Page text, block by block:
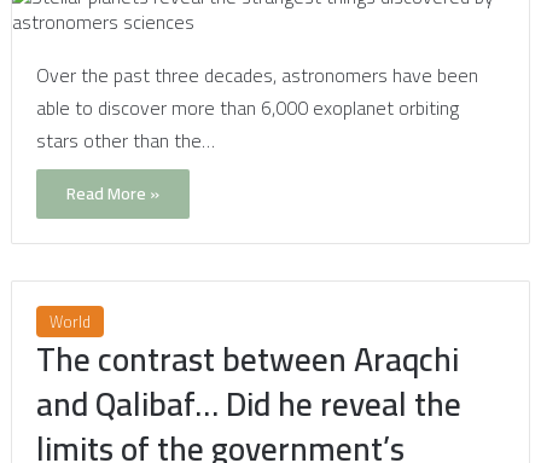
Over the past three decades, astronomers have been
able to discover more than 6,000 exoplanet orbiting
stars other than the…
Read More »
World
The contrast between Araqchi
and Qalibaf… Did he reveal the
limits of the government’s